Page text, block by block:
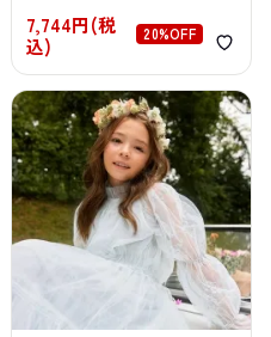
7,744円(税
込)
20%OFF